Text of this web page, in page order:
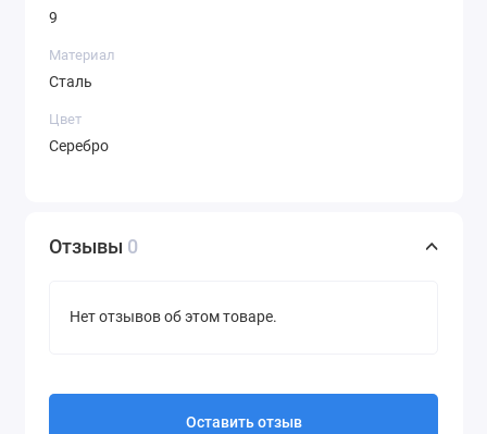
9
Материал
Сталь
Цвет
Серебро
Отзывы 0
Нет отзывов об этом товаре.
Оставить отзыв